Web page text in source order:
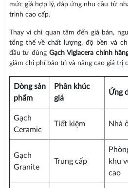
mức giá hợp lý, đáp ứng nhu cầu từ
trình cao cấp.
Thay vì chỉ quan tâm đến giá bán,
tổng thể về chất lượng, độ bền và
đầu tư đúngGạch Viglacera chính
giảm chi phí bảo trì và nâng cao giá trị
Dòng sản
phẩm
Phân khúc
giá
Ứng
Gạch
Ceramic
Tiết kiệm Nhà
Gạch
Granite
Trung cấp
khu
cao